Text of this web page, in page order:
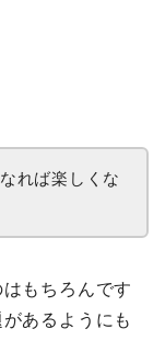
れば楽しくな
もちろんです
あるようにも